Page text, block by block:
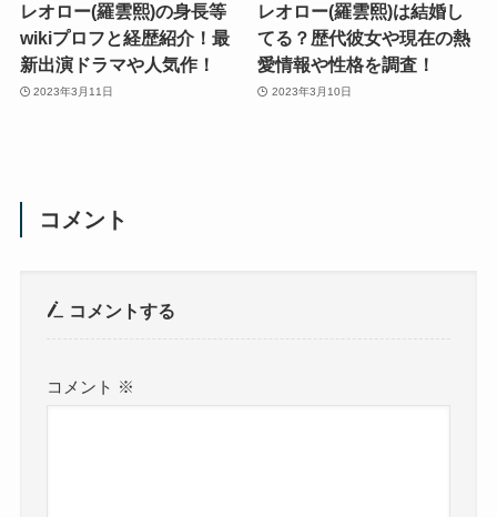
レオロー(羅雲熙)の身長等
wikiプロフと経歴紹介！最
新出演ドラマや人気作！
2023年3月11日
レオロー(羅雲熙)は結婚し
てる？歴代彼女や現在の熱
愛情報や性格を調査！
2023年3月10日
コメント
コメントする
コメント ※